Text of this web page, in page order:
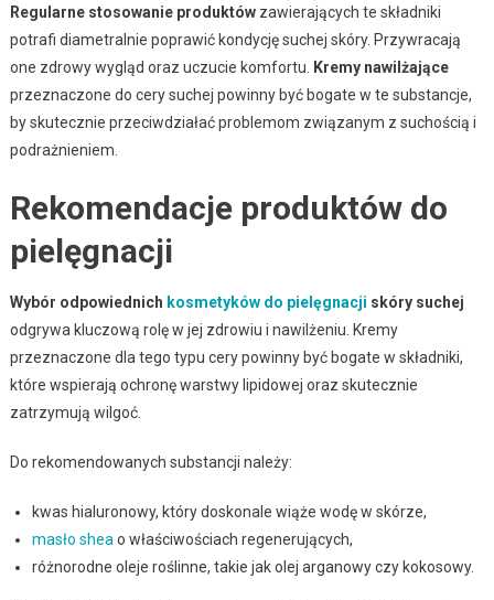
Regularne stosowanie produktówzawierających te składniki
potrafi diametralnie poprawić kondycję suchej skóry. Przywracają
one zdrowy wygląd oraz uczucie komfortu.
Kremy nawilżające
przeznaczone do cery suchej powinny być bogate w te substancje,
by skutecznie przeciwdziałać problemom związanym z suchością i
podrażnieniem.
Rekomendacje produktów do
pielęgnacji
Wybór odpowiednich kosmetyków do pielęgnacji skóry suchej
odgrywa kluczową rolę w jej zdrowiu i nawilżeniu. Kremy
przeznaczone dla tego typu cery powinny być bogate w składniki,
które wspierają ochronę warstwy lipidowej oraz skutecznie
zatrzymują wilgoć.
Do rekomendowanych substancji należy:
kwas hialuronowy, który doskonale wiąże wodę w skórze,
masło shea o właściwościach regenerujących,
różnorodne oleje roślinne, takie jak olej arganowy czy kokosowy.